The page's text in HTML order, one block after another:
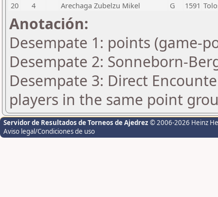
20
4 Arechaga Zubelzu Mikel G 1591
Anotación:
Desempate 1: points (game-
Desempate 2: Sonneborn-
Desempate 3: Direct
players in the same point
Servidor de Resultados de Torneos de Ajedrez © 2006-2026 Heinz
Aviso legal/Condiciones de uso